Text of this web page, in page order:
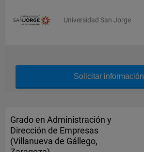
Universidad San Jorge
Solicitar información
Grado en Administración y
Dirección de Empresas
(Villanueva de Gállego,